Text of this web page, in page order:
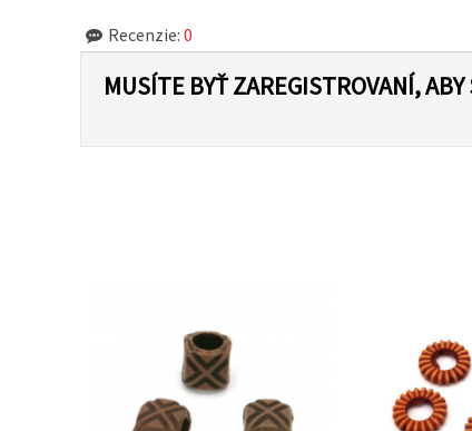
Recenzie: 0
MUSÍTE BYŤ ZAREGISTROVANÍ,